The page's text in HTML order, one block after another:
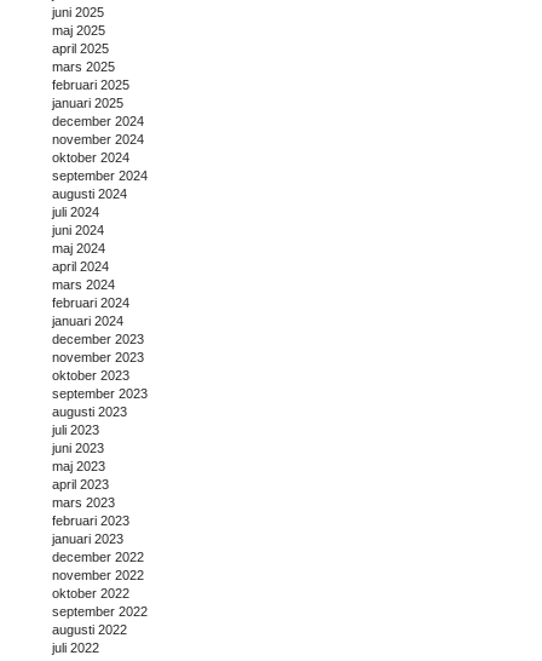
juni 2025
maj 2025
april 2025
mars 2025
februari 2025
januari 2025
december 2024
november 2024
oktober 2024
september 2024
augusti 2024
juli 2024
juni 2024
maj 2024
april 2024
mars 2024
februari 2024
januari 2024
december 2023
november 2023
oktober 2023
september 2023
augusti 2023
juli 2023
juni 2023
maj 2023
april 2023
mars 2023
februari 2023
januari 2023
december 2022
november 2022
oktober 2022
september 2022
augusti 2022
juli 2022